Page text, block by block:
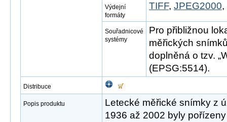
Výdejní
formáty
TIFF, JPEG2000,
Souřadnicové
systémy
Pro přibližnou
měřických
doplněná o tzv.
(EPSG:5514).
Distribuce
Popis produktu
Letecké měřické snímky z
1936 až 2002 byly